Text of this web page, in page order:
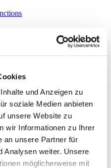
und Anzeigen zu
soziale Medien anbieten
unsere Website zu
wir Informationen zu Ihrer
an unsere Partner für
Analysen weiter. Unsere
möglicherweise mit